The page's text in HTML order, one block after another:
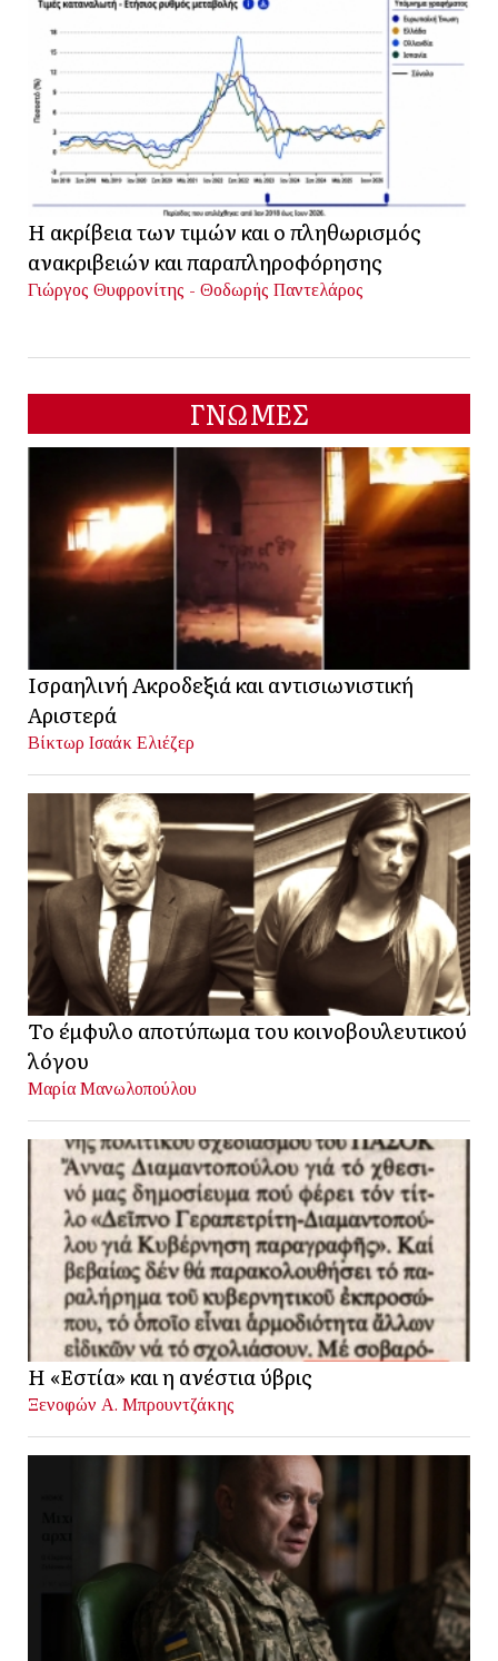
Η ακρίβεια των τιμών και ο πληθωρισμός
ανακριβειών και παραπληροφόρησης
Γιώργος Θυφρονίτης - Θοδωρής Παντελάρος
ΓΝΩΜΕΣ
Ισραηλινή Ακροδεξιά και αντισιωνιστική
Αριστερά
Βίκτωρ Ισαάκ Ελιέζερ
Το έμφυλο αποτύπωμα του κοινοβουλευτικού
λόγου
Μαρία Μανωλοπούλου
Η «Εστία» και η ανέστια ύβρις
Ξενοφών Α. Μπρουντζάκης